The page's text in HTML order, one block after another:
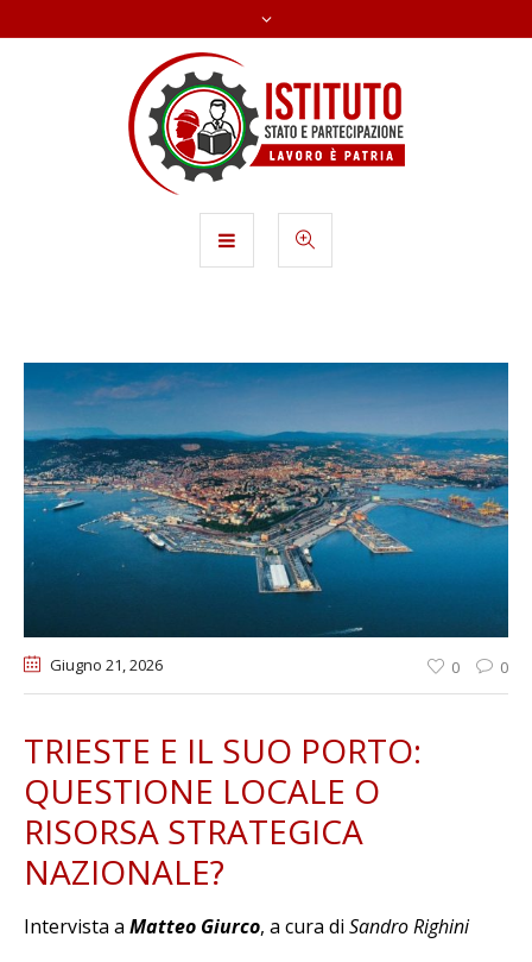
Giugno 21, 2026 0 0
TRIESTE E IL SUO PORTO:
QUESTIONE LOCALE O
RISORSA STRATEGICA
NAZIONALE?
Intervista a Matteo Giurco, a cura di Sandro Righini